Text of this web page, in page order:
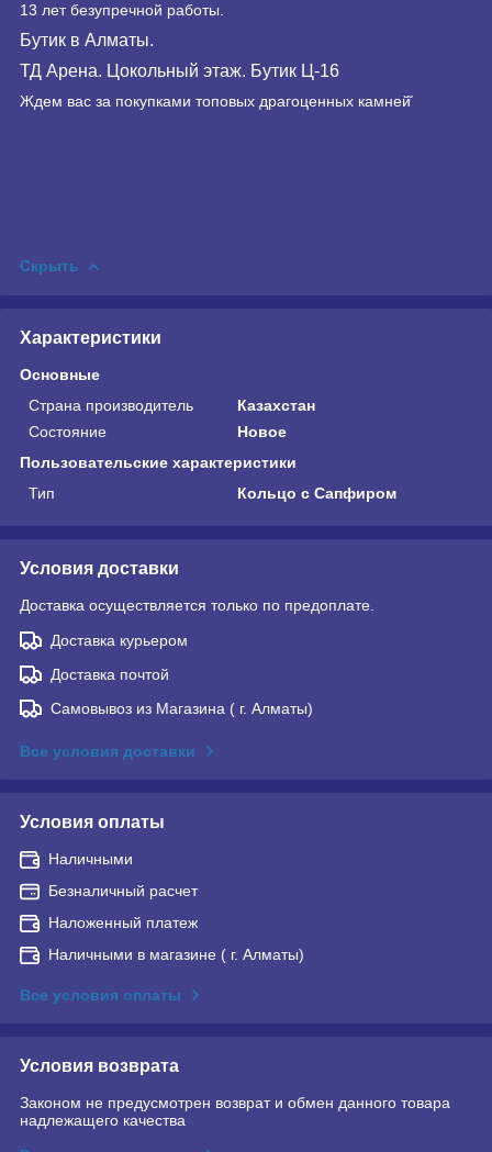
13 лет безупречной работы.
Бутик в Алматы.
ТД Арена. Цокольный этаж. Бутик Ц-16
Ждем вас за покупками топовых драгоценных камней
Скрыть
Характеристики
Основные
Страна производитель
Казахстан
Состояние
Новое
Пользовательские характеристики
Тип
Кольцо с Сапфиром
Условия доставки
Доставка осуществляется только по предоплате.
Доставка курьером
Доставка почтой
Самовывоз из Магазина ( г. Алматы)
Все условия доставки
Условия оплаты
Наличными
Безналичный расчет
Наложенный платеж
Наличными в магазине ( г. Алматы)
Все условия оплаты
Условия возврата
Законом не предусмотрен возврат и обмен данного товара
надлежащего качества